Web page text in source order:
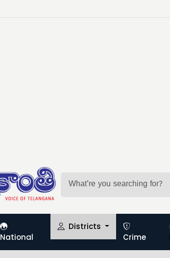
National
Districts
Crime